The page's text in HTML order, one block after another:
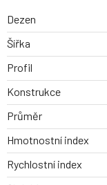
Dezen
Šířka
Profil
Konstrukce
Průměr
Hmotnostní index
Rychlostní index